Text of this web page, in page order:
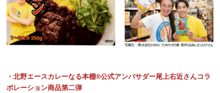
・北野エースカレーなる本棚®公式アンバサダー尾上右近さんコラ
ボレーション商品第二弾